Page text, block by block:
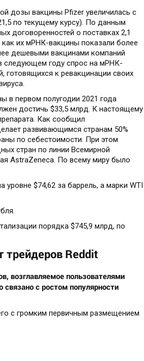
дозы вакцины Pfizer увеличилась с
по текущему курсу). По данным
договоренностей о поставках 2,1
их мРНК-вакцины показали более
дешевыми вакцинами компаний
следующем году спрос на мРНК-
готовящихся к ревакцинации своих
в первом полугодии 2021 года
достичь $33,5 млрд. К настоящему
Как сообщил
развивающимся странам 50%
по себестоимости. При этом
стран по линии Всемирной
AstraZeneca. По всему миру было
$74,62 за баррель, а марки WTI
порядка $745,9 млрд, по
трейдеров Reddit
возглавляемое пользователями
с ростом популярности
с громким первичным размещением